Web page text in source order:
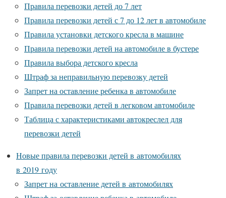
Правила перевозки детей до 7 лет
Правила перевозки детей с 7 до 12 лет в автомобиле
Правила установки детского кресла в машине
Правила перевозки детей на автомобиле в бустере
Правила выбора детского кресла
Штраф за неправильную перевозку детей
Запрет на оставление ребенка в автомобиле
Правила перевозки детей в легковом автомобиле
Таблица с характеристиками автокреслел для
перевозки детей
Новые правила перевозки детей в автомобилях
в 2019 году
Запрет на оставление детей в автомобилях